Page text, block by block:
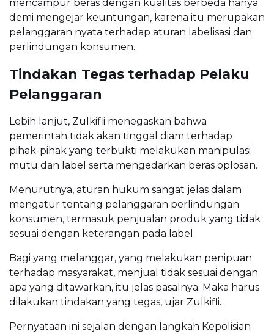
mencampur beras dengan kualitas berbeda hanya
demi mengejar keuntungan, karena itu merupakan
pelanggaran nyata terhadap aturan labelisasi dan
perlindungan konsumen.
Tindakan Tegas terhadap Pelaku
Pelanggaran
Lebih lanjut, Zulkifli menegaskan bahwa
pemerintah tidak akan tinggal diam terhadap
pihak-pihak yang terbukti melakukan manipulasi
mutu dan label serta mengedarkan beras oplosan.
Menurutnya, aturan hukum sangat jelas dalam
mengatur tentang pelanggaran perlindungan
konsumen, termasuk penjualan produk yang tidak
sesuai dengan keterangan pada label.
Bagi yang melanggar, yang melakukan penipuan
terhadap masyarakat, menjual tidak sesuai dengan
apa yang ditawarkan, itu jelas pasalnya. Maka harus
dilakukan tindakan yang tegas, ujar Zulkifli.
Pernyataan ini sejalan dengan langkah Kepolisian